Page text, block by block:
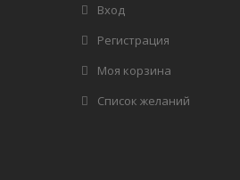
Вход
Регистрация
Моя корзина
Cписок желаний